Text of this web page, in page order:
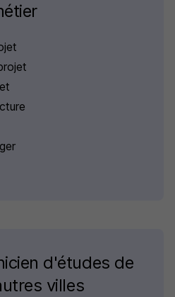
d'études de
villes